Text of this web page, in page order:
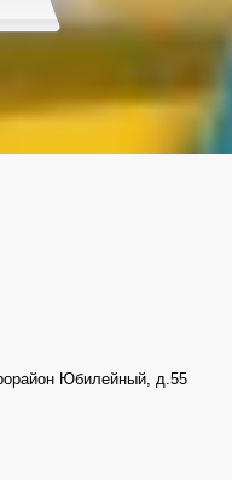
Юбилейный, д.55